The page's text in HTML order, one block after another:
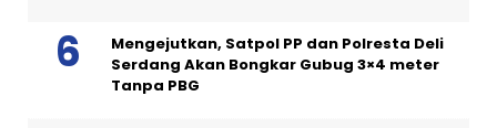
Mengejutkan, Satpol PP dan Polresta Deli
Serdang Akan Bongkar Gubug 3×4 meter
Tanpa PBG